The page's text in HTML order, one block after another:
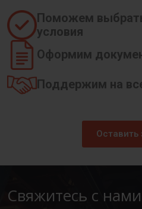
Поможем
условия
Оформим
Поддержим на
Оставить
Свяжитесь с нами